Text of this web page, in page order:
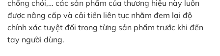
chống chói,… các sản phẩm của thương hiệu này luôn
được nâng cấp và cải tiến liên tục nhằm đem lại độ
chính xác tuyệt đối trong từng sản phẩm trước khi đến
tay người dùng.